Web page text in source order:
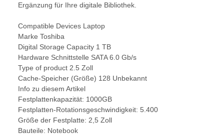
Ergänzung für Ihre digitale Bibliothek.
Compatible Devices Laptop
Marke Toshiba
Digital Storage Capacity 1 TB
Hardware Schnittstelle SATA 6.0 Gb/s
Type of product 2.5 Zoll
Cache-Speicher (Größe) 128 Unbekannt
Info zu diesem Artikel
Festplattenkapazität: 1000GB
Festplatten-Rotationsgeschwindigkeit: 5.400
Größe der Festplatte: 2,5 Zoll
Bauteile: Notebook